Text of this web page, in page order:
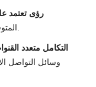
رؤى تعتمد
التكامل متعدد
وسائل التواصل